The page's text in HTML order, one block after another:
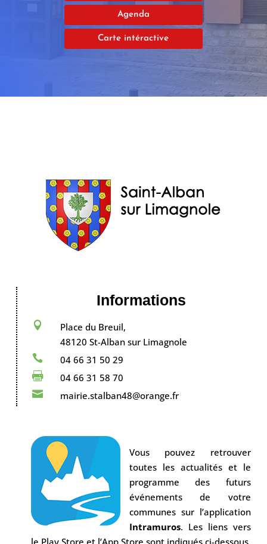
Agenda
Carte intéractive
Informations

Place du Breuil,
48120 St-Alban sur Limagnole
 04 66 31 50 29
 04 66 31 58 70
 mairie.stalban48@orange.fr
Vous pouvez retrouver
toutes les actualités et le
programme des futurs
événements de votre
communes sur l’application
Intramuros. Les liens vers
le Play Store et l’App Store sont indiqués ci-dessous.